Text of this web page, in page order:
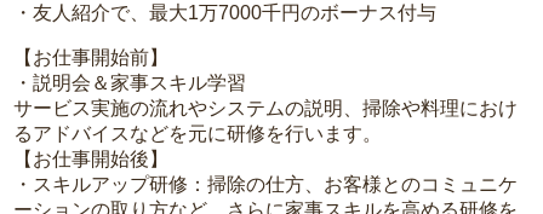
・友人紹介で、最大1万7000千円のボーナス付与
【お仕事開始前】
・説明会＆家事スキル学習
サービス実施の流れやシステムの説明、掃除や料理におけ
るアドバイスなどを元に研修を行います。
【お仕事開始後】
・スキルアップ研修：掃除の仕方、お客様とのコミュニケ